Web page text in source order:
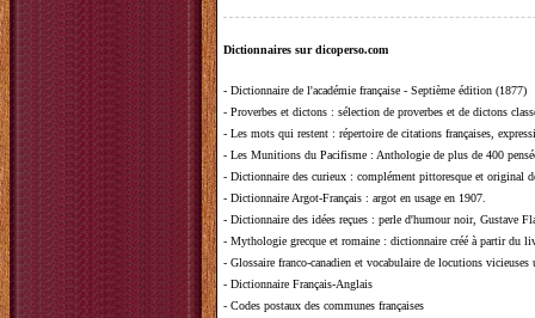
Dictionnaires sur dicoperso.com
- Dictionnaire de l'académie française - Septième édition (1877)
- Proverbes et dictons : sélection de proverbes et de dictons
- Les mots qui restent : répertoire de citations françaises,
- Les Munitions du Pacifisme : Anthologie de plus de 400
- Dictionnaire des curieux : complément pittoresque et original
- Dictionnaire Argot-Français : argot en usage en 1907.
- Dictionnaire des idées reçues : perle d'humour noir, Gustave
- Mythologie grecque et romaine : dictionnaire créé à partir du
- Glossaire franco-canadien et vocabulaire de locutions vicieuses
- Dictionnaire Français-Anglais
- Codes postaux des communes françaises